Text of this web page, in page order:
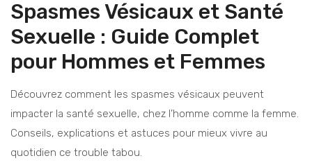
Spasmes Vésicaux et Santé
Sexuelle : Guide Complet
pour Hommes et Femmes
Découvrez comment les spasmes vésicaux peuvent
impacter la santé sexuelle, chez l’homme comme la femme.
Conseils, explications et astuces pour mieux vivre au
quotidien ce trouble tabou.